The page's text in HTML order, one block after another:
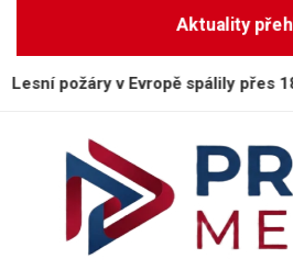
Aktuality
Evropě spálily přes 188 tisíc